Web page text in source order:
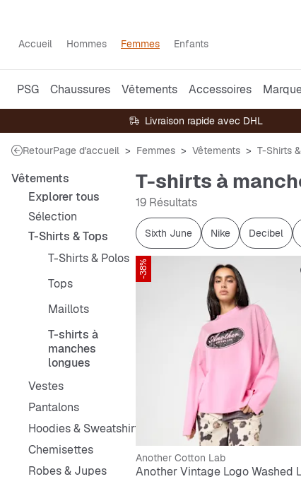
Accueil Hommes Femmes Enfants
PSG Chaussures Vêtements Accessoires
Livraison rapide avec DHL
RetourPage d'accueil Femmes Vêtements T-Shirts
Vêtements
Explorer tous
Sélection
T-Shirts & Tops
T-Shirts & Polos
Tops
Maillots
T-shirts à
manches
longues
Vestes
Pantalons
Hoodies & Sweatshirts
Chemisettes
Robes & Jupes
T-shirts à
19 Résultats
Sixth June Nike Decibel
-38%
Another Cotton Lab